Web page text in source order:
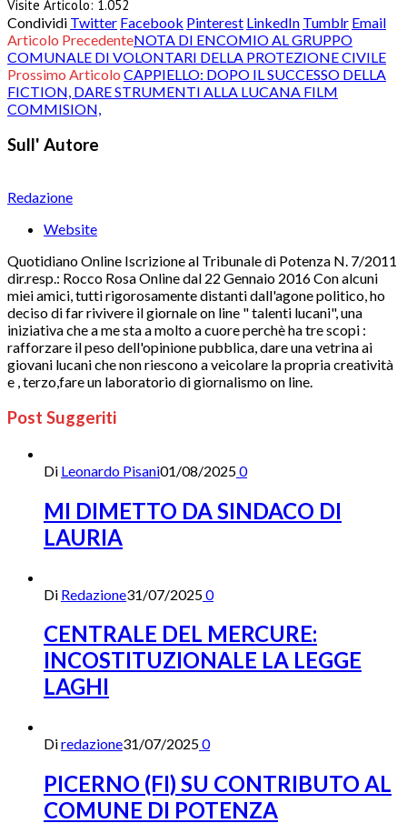
Visite Articolo: 1.052
Condividi Twitter Facebook Pinterest LinkedIn Tumblr Email
Articolo PrecedenteNOTA DI ENCOMIO AL GRUPPO
COMUNALE DI VOLONTARI DELLA PROTEZIONE CIVILE
Prossimo Articolo CAPPIELLO: DOPO IL SUCCESSO DELLA
FICTION, DARE STRUMENTI ALLA LUCANA FILM
COMMISION,
Sull' Autore
Redazione
Website
Quotidiano Online Iscrizione al Tribunale di Potenza N. 7/2011
dir.resp.: Rocco Rosa Online dal 22 Gennaio 2016 Con alcuni
miei amici, tutti rigorosamente distanti dall'agone politico, ho
deciso di far rivivere il giornale on line " talenti lucani", una
iniziativa che a me sta a molto a cuore perchè ha tre scopi :
rafforzare il peso dell'opinione pubblica, dare una vetrina ai
giovani lucani che non riescono a veicolare la propria creatività
e , terzo,fare un laboratorio di giornalismo on line.
Post Suggeriti
Di Leonardo Pisani01/08/20250
MI DIMETTO DA SINDACO DI
LAURIA
Di Redazione31/07/20250
CENTRALE DEL MERCURE:
INCOSTITUZIONALE LA LEGGE
LAGHI
Diredazione31/07/20250
PICERNO (FI) SU CONTRIBUTO AL
COMUNE DI POTENZA